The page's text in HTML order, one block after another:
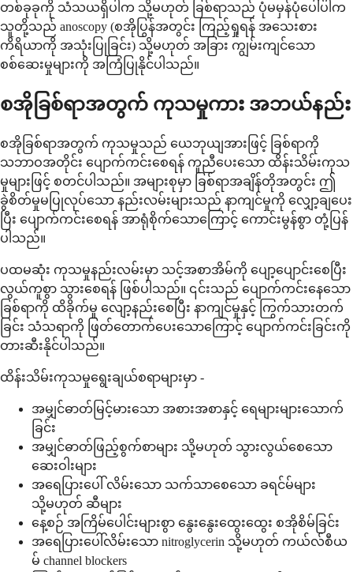
တစ်ခုခုကို သံသယရှိပါက သို့မဟုတ် ခြစ်ရာသည် ပုံမမှန်ပုံပေါ်ပါက
သူတို့သည် anoscopy (စအိုပြွန်အတွင်း ကြည့်ရှုရန် အသေးစား
ကိရိယာကို အသုံးပြုခြင်း) သို့မဟုတ် အခြား ကျွမ်းကျင်သော
စစ်ဆေးမှုများကို အကြံပြုနိုင်ပါသည်။
စအိုခြစ်ရာအတွက် ကုသမှုကား အဘယ်နည်း
စအိုခြစ်ရာအတွက် ကုသမှုသည် ယေဘုယျအားဖြင့် ခြစ်ရာကို
သဘာဝအတိုင်း ပျောက်ကင်းစေရန် ကူညီပေးသော ထိန်းသိမ်းကုသ
မှုများဖြင့် စတင်ပါသည်။ အများစုမှာ ခြစ်ရာအချိန်တိုအတွင်း ဤ
ခွဲစိတ်မှုမပြုလုပ်သော နည်းလမ်းများသည် နာကျင်မှုကို လျှော့ချပေး
ပြီး ပျောက်ကင်းစေရန် အာရုံစိုက်သောကြောင့် ကောင်းမွန်စွာ တုံ့ပြန်
ပါသည်။
ပထမဆုံး ကုသမှုနည်းလမ်းမှာ သင့်အစာအိမ်ကို ပျော့ပျောင်းစေပြီး
လွယ်ကူစွာ သွားစေရန် ဖြစ်ပါသည်။ ၎င်းသည် ပျောက်ကင်းနေသော
ခြစ်ရာကို ထိခိုက်မှု လျော့နည်းစေပြီး နာကျင်မှုနှင့် ကြွက်သားတက်
ခြင်း သံသရာကို ဖြတ်တောက်ပေးသောကြောင့် ပျောက်ကင်းခြင်းကို
တားဆီးနိုင်ပါသည်။
ထိန်းသိမ်းကုသမှုရွေးချယ်စရာများမှာ -
အမျှင်ဓာတ်မြင့်မားသော အစားအစာနှင့် ရေများများသောက်
ခြင်း
အမျှင်ဓာတ်ဖြည့်စွက်စာများ သို့မဟုတ် သွားလွယ်စေသော
ဆေးဝါးများ
အရေပြားပေါ် လိမ်းသော သက်သာစေသော ခရင်မ်များ
သို့မဟုတ် ဆီများ
နေ့စဉ် အကြိမ်ပေါင်းများစွာ နွေးနွေးထွေးထွေး စအိုစိမ်ခြင်း
အရေပြားပေါ်လိမ်းသော nitroglycerin သို့မဟုတ် ကယ်လ်စီယ
မ် channel blockers